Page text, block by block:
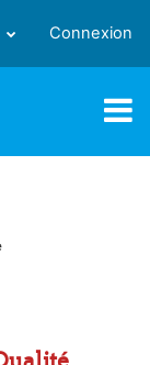
la saisie
Connexion